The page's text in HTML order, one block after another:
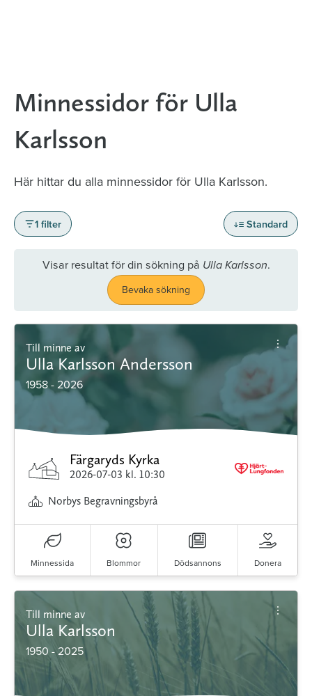
Minnessidor för Ulla
Karlsson
Här hittar du alla minnessidor för Ulla Karlsson.
1 filter Standard
Visar resultat för din sökning på Ulla Karlsson.
Bevaka sökning
Till minne av
Ulla Karlsson Andersson
1958 - 2026
Färgaryds Kyrka
2026-07-03 kl. 10:30
Norbys Begravningsbyrå
Minnessida Blommor Dödsannons Donera
Till minne av
Ulla Karlsson
1950 - 2025